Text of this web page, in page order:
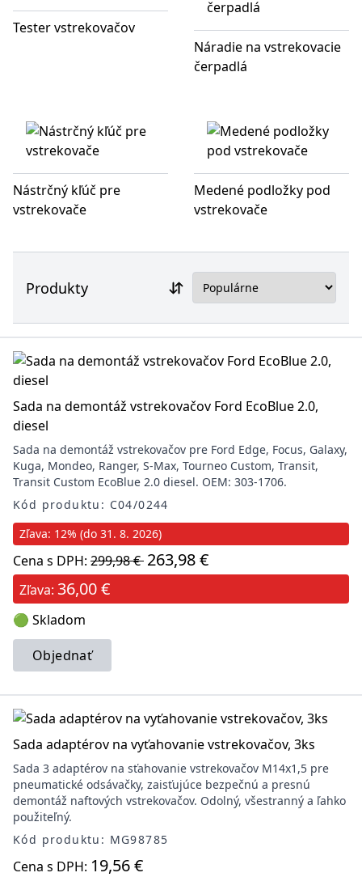
Tester vstrekovačov
Náradie na vstrekovacie
čerpadlá
Nástrčný kľúč pre
vstrekovače
Medené podložky pod
vstrekovače
Produkty
Sada na demontáž vstrekovačov Ford EcoBlue 2.0,
diesel
Sada na demontáž vstrekovačov pre Ford Edge, Focus, Galaxy,
Kuga, Mondeo, Ranger, S-Max, Tourneo Custom, Transit,
Transit Custom EcoBlue 2.0 diesel. OEM: 303-1706.
Kód produktu: C04/0244
Zľava: 12% (do 31. 8. 2026)
Cena s DPH: 299,98 € 263,98 €
Zľava: 36,00 €
🟢 Skladom
Objednať
Sada adaptérov na vyťahovanie vstrekovačov, 3ks
Sada 3 adaptérov na sťahovanie vstrekovačov M14x1,5 pre
pneumatické odsávačky, zaisťujúce bezpečnú a presnú
demontáž naftových vstrekovačov. Odolný, všestranný a ľahko
použiteľný.
Kód produktu: MG98785
Cena s DPH: 19,56 €